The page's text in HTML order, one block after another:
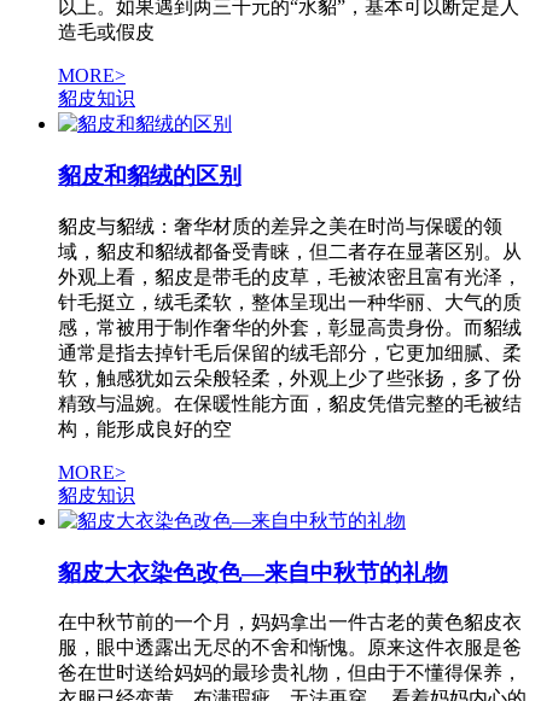
以上。如果遇到两三千元的“水貂”，基本可以断定是人
造毛或假皮
MORE>
貂皮知识
貂皮和貂绒的区别
貂皮与貂绒：奢华材质的差异之美在时尚与保暖的领
域，貂皮和貂绒都备受青睐，但二者存在显著区别。从
外观上看，貂皮是带毛的皮草，毛被浓密且富有光泽，
针毛挺立，绒毛柔软，整体呈现出一种华丽、大气的质
感，常被用于制作奢华的外套，彰显高贵身份。而貂绒
通常是指去掉针毛后保留的绒毛部分，它更加细腻、柔
软，触感犹如云朵般轻柔，外观上少了些张扬，多了份
精致与温婉。在保暖性能方面，貂皮凭借完整的毛被结
构，能形成良好的空
MORE>
貂皮知识
貂皮大衣染色改色—来自中秋节的礼物
在中秋节前的一个月，妈妈拿出一件古老的黄色貂皮衣
服，眼中透露出无尽的不舍和惭愧。原来这件衣服是爸
爸在世时送给妈妈的最珍贵礼物，但由于不懂得保养，